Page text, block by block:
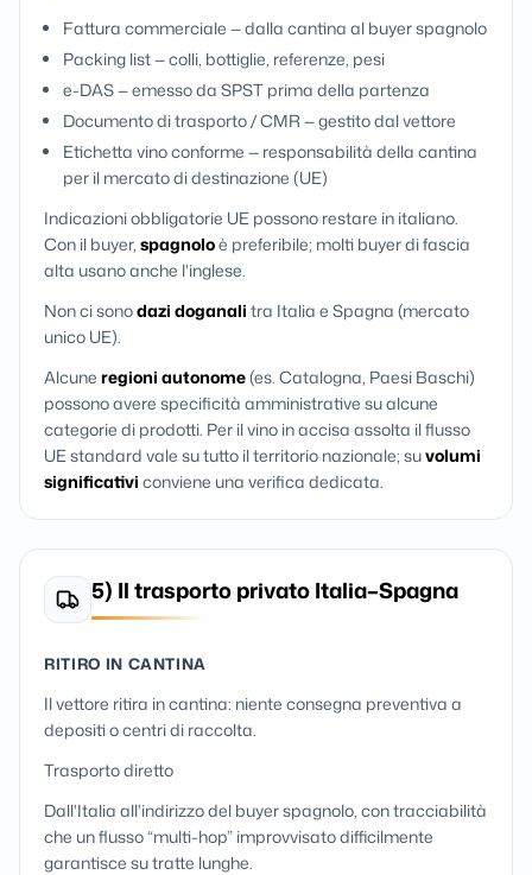
Fattura commerciale — dalla cantina al buyer spagnolo
Packing list — colli, bottiglie, referenze, pesi
e-DAS — emesso da SPST prima della partenza
Documento di trasporto / CMR — gestito dal vettore
Etichetta vino conforme — responsabilità della cantina
per il mercato di destinazione (UE)
Indicazioni obbligatorie UE possono restare in italiano.
Con il buyer, spagnoloè preferibile; molti buyer di fascia
alta usano anche l'inglese.
Non ci sonodazi doganali tra Italia e Spagna (mercato
unico UE).
Alcune regioni autonome(es. Catalogna, Paesi Baschi)
possono avere specificità amministrative su alcune
categorie di prodotti. Per il vino in accisa assolta il flusso
UE standard vale su tutto il territorio nazionale; suvolumi
significativi conviene una verifica dedicata.
5) Il trasporto privato Italia–Spagna
RITIRO IN CANTINA
Il vettore ritira in cantina: niente consegna preventiva a
depositi o centri di raccolta.
Trasporto diretto
Dall'Italia all'indirizzo del buyer spagnolo, con tracciabilità
che un flusso “multi-hop” improvvisato difficilmente
garantisce su tratte lunghe.